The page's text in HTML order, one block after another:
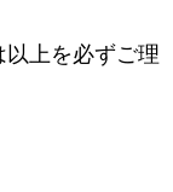
上を必ずご理